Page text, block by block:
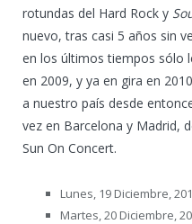
rotundas del Hard Rock y
nuevo, tras casi 5 años sin
en los últimos tiempos sólo
en 2009, y ya en gira en
a nuestro país desde
vez en Barcelona y Madrid,
Sun On Concert.
Lunes, 19 Diciembre,
Martes, 20 Diciembre,